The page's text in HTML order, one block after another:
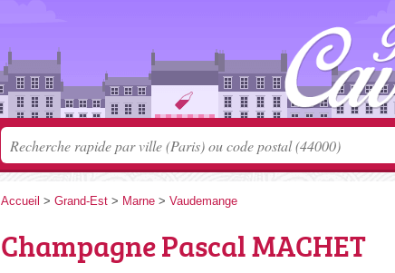
Accueil > Grand-Est > Marne > Vaudemange
Champagne Pascal MACHET